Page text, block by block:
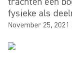
fysieke als
November 25, 2021